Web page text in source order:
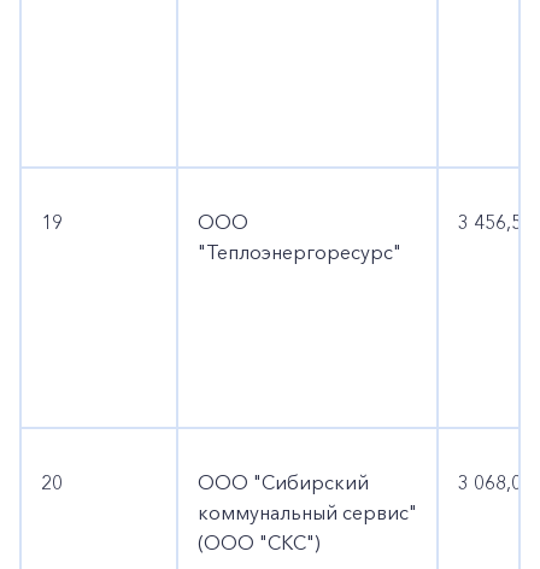
Заказать обратный звонок
Корпоративным клиентам
19
ООО
"Теплоэнергоресурс"
3 456,5
20
ООО "Сибирский
коммунальный сервис"
(ООО "СКС")
3 068,0